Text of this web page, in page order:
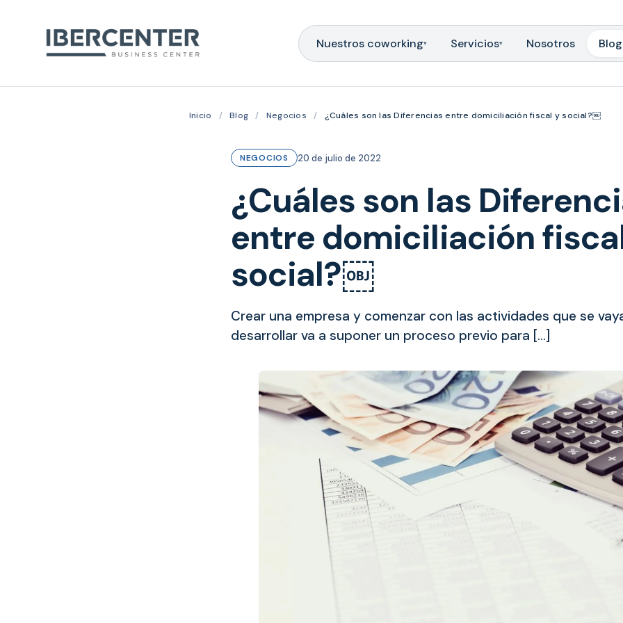
Nuestros coworking▾ Servicios▾ Nosotros Blog
Inicio / Blog / Negocios / ¿Cuáles son las Diferencias entre domiciliación fiscal y social?￼
NEGOCIOS 20 de julio de 2022
¿Cuáles son las
entre domiciliación
social?￼
Crear una empresa y comenzar con las actividades que se
desarrollar va a suponer un proceso previo para […]